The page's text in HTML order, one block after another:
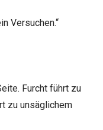
Versuchen.“
Furcht führt zu
zu unsäglichem